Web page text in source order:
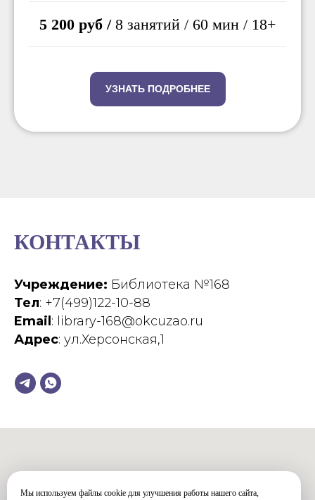
Мы используем файлы cookie для улучшения работы нашего сайта,
5 200 руб /8 занятий / 60 мин / 18+
УЗНАТЬ ПОДРОБНЕЕ
КОНТАКТЫ
Учреждение: Библиотека №168
Тел: +7(499)122-10-88
Email : library-168@okcuzao.ru
Адрес: ул.Херсонская,1